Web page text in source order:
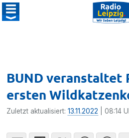
BUND
ersten
Zuletzt aktualisiert:13.11.2022 | 08:14